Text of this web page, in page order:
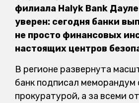
филиала Halyk Bank
уверен: сегодня банки
не просто финансовых
настоящих центров
В регионе развернута
банк подписал меморандум
прокуратурой, а за всеми